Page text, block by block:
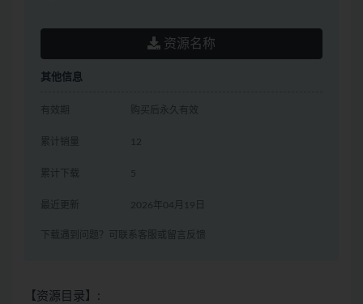
资源名称
其他信息
有效期 购买后永久有效
累计销量 12
累计下载 5
最近更新 2026年04月19日
下载遇到问题？可联系客服或留言反馈
【资源目录】: